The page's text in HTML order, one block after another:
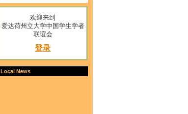
欢迎来到
爱达荷州立大学中国学生学者
联谊会
登录
Local News